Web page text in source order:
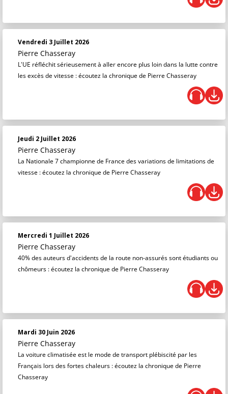
Vendredi 3 Juillet 2026
Pierre Chasseray
L'UE réfléchit sérieusement à aller encore plus loin dans la lutte contre
les excès de vitesse : écoutez la chronique de Pierre Chasseray
Jeudi 2 Juillet 2026
Pierre Chasseray
La Nationale 7 championne de France des variations de limitations de
vitesse : écoutez la chronique de Pierre Chasseray
Mercredi 1 Juillet 2026
Pierre Chasseray
40% des auteurs d'accidents de la route non-assurés sont étudiants ou
chômeurs : écoutez la chronique de Pierre Chasseray
Mardi 30 Juin 2026
Pierre Chasseray
La voiture climatisée est le mode de transport plébiscité par les
Français lors des fortes chaleurs : écoutez la chronique de Pierre
Chasseray